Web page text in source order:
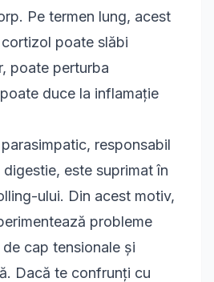
Pe termen lung, acest
poate slăbi
poate perturba
duce la inflamație
responsabil
este suprimat în
ului. Din acest motiv,
probleme
cap tensionale și
Dacă te confrunți cu